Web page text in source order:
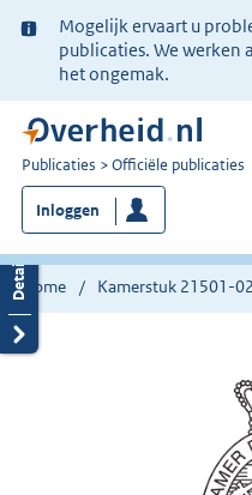
Ter
informatie:
Mogelijk ervaart u
publicaties. We werken
het ongemak.
U
bent
nu
hier:
Publicaties Officiële publicaties
Inloggen
Home Kamerstuk 21501-